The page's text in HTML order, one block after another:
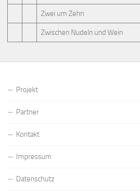
Zwei um Zehn
Zwischen Nudeln und Wein
Projekt
Partner
Kontakt
Impressum
Datenschutz